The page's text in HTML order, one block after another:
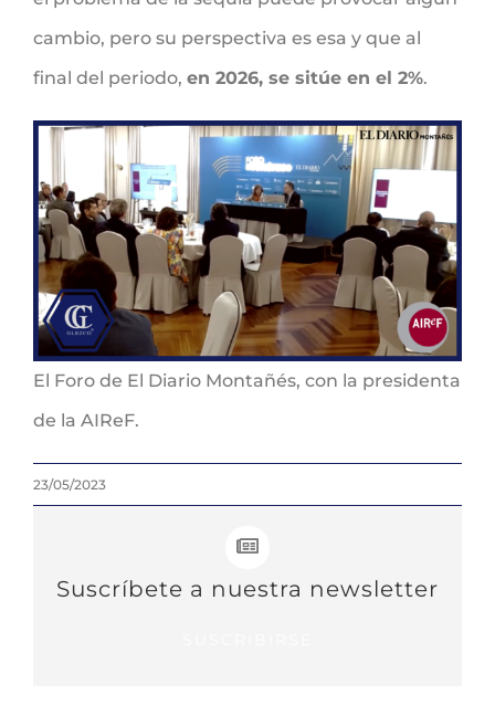
cambio, pero su perspectiva es esa y que al
final del periodo, en 2026, se sitúe en el 2%.
El Foro de El Diario Montañés, con la presidenta
de la AIReF.
23/05/2023
Suscríbete a nuestra newsletter